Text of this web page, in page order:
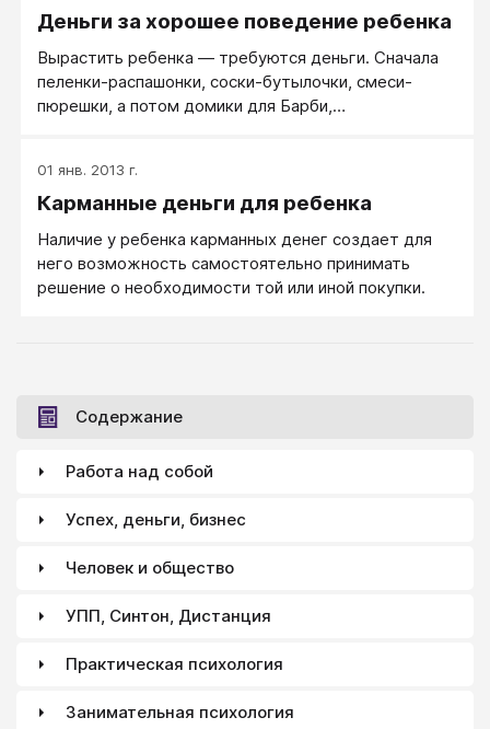
Деньги за хорошее поведение ребенка
Вырастить ребенка — требуются деньги. Сначала
пеленки-распашонки, соски-бутылочки, смеси-
пюрешки, а потом домики для Барби,
куртки, сапожки, золотые сережки.
01 янв. 2013 г.
Карманные деньги для ребенка
Наличие у ребенка карманных денег создает для
него возможность самостоятельно принимать
решение о необходимости той или иной покупки.
Содержание
Работа над собой
Успех, деньги, бизнес
Человек и общество
УПП, Синтон, Дистанция
Практическая психология
Занимательная психология